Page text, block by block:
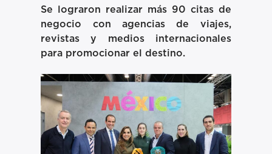
Se lograron realizar más 90 citas de
negocio con agencias de viajes,
revistas y medios internacionales
para promocionar el destino.